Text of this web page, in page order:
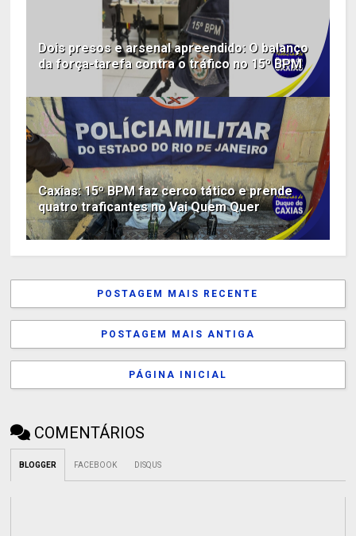
Dois presos e arsenal apreendido: O balanço
da força-tarefa contra o tráfico no 15º BPM
Caxias: 15º BPM faz cerco tático e prende
quatro traficantes no Vai Quem Quer
POSTAGEM MAIS RECENTE
POSTAGEM MAIS ANTIGA
PÁGINA INICIAL
COMENTÁRIOS
BLOGGER FACEBOOK DISQUS